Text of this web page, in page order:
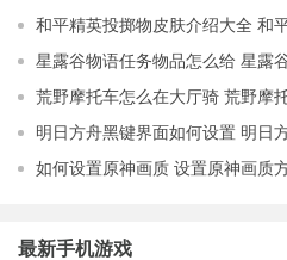
和平精英投掷物皮肤介绍大全 和
星露谷物语任务物品怎么给 星露
荒野摩托车怎么在大厅骑 荒野摩
明日方舟黑键界面如何设置 明日
如何设置原神画质 设置原神画质
最新手机游戏